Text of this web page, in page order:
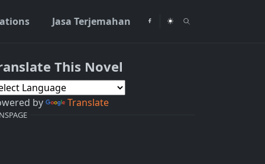
Jasa Terjemahan
This Novel
by Translate